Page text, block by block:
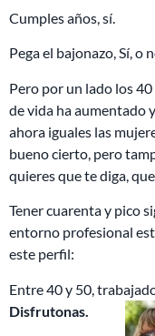
Cumples años, sí.
Pega el bajonazo, Sí,
Pero por un lado los
de vida ha aumentado
ahora iguales las
bueno cierto, pero
quieres que te diga,
Tener cuarenta y pico
entorno profesional
este perfil:
Entre 40 y 50,
Disfrutonas.